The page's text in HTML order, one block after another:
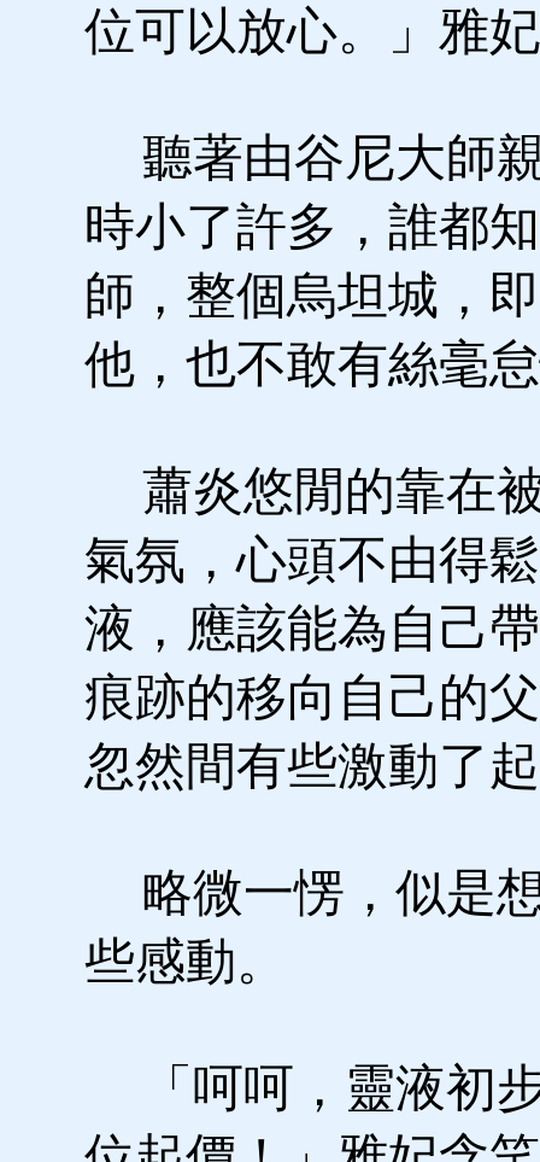
位可以放心。」雅
聽著由谷尼大師
時小了許多，誰都
師，整個烏坦城，
他，也不敢有絲毫
蕭炎悠閒的靠在
氣氛，心頭不由得
液，應該能為自己
痕跡的移向自己的
忽然間有些激動了
略微一愣，似是
些感動。
「呵呵，靈液初